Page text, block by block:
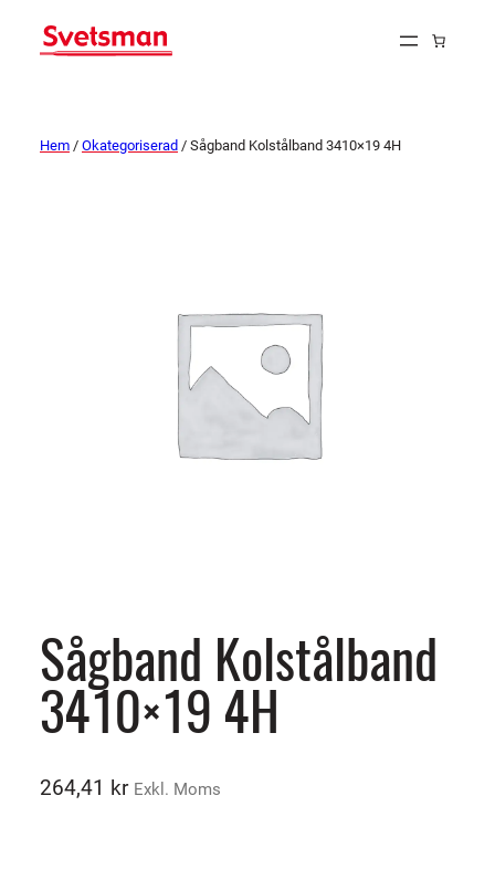
Hem / Okategoriserad / Sågband Kolstålband 3410×19 4H
Sågband Kolstålband
3410×19 4H
264,41 kr Exkl. Moms